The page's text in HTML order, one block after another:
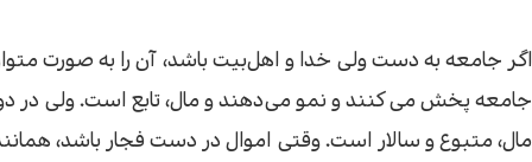
سیاسی
کتاب فردا
اگر جامعه به دست ولی خدا و اهل‌بیت باشد، آن را به صورت
جامعه پخش می‌کنند و نمو می‌دهند و مال، تابع است. ولی در
مال، متبوع و سالار است. وقتی اموال در دست فجار باشد،